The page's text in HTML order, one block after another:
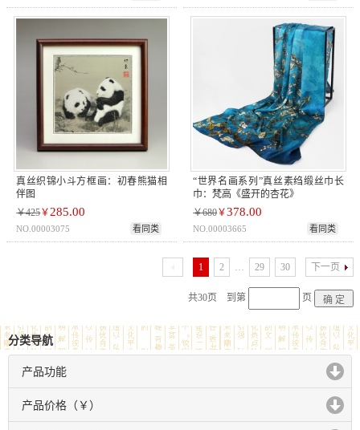
真丝织锦小斗方框画：初春熊猫相
伴图
￥425￥ 285.00
NO.00003075 看同类
“世界名画系列”真丝素绉缎丝巾长
巾：梵高《盛开的杏花》
￥680￥378.00
NO.00003665 看同类
1 2 … 29 30 下一页
共30页 到第 页
分类导航
产品功能
click to expand contents
产品价格（￥）
click to expand contents